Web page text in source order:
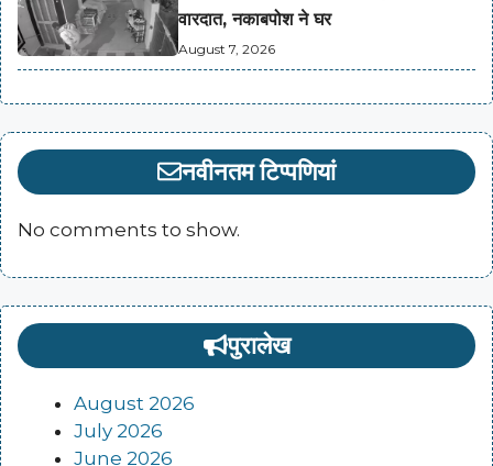
वारदात, नकाबपोश ने घर
August 7, 2026
नवीनतम टिप्पणियां
No comments to show.
पुरालेख
August 2026
July 2026
June 2026